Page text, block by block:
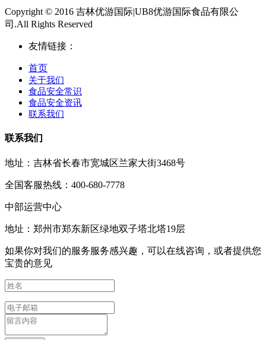
Copyright © 2016 吉林优游国际|UB8优游国际食品有限公
司.All Rights Reserved
友情链接：
首页
关于我们
食品安全常识
食品安全资讯
联系我们
联系我们
地址：吉林省长春市宽城区兰家大街3468号
全国客服热线：400-680-7778
中部运营中心
地址：郑州市郑东新区绿地双子塔北塔19层
如果你对我们的服务服务感兴趣，可以在线咨询，或者提供您
宝贵的意见